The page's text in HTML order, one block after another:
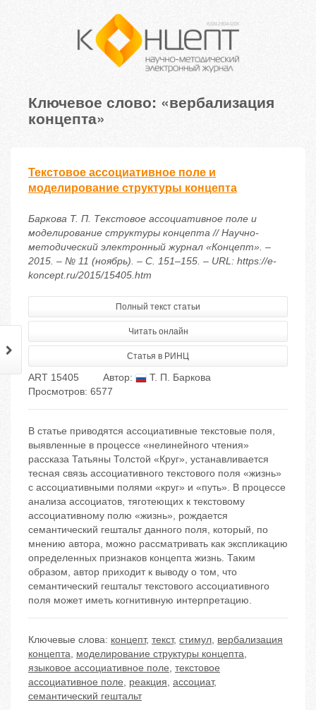
Ключевое слово: «вербализация
концепта»
Текстовое ассоциативное поле и
моделирование структуры концепта
Баркова Т. П. Текстовое ассоциативное поле и
моделирование структуры концепта // Научно-
методический электронный журнал «Концепт». –
2015. – № 11 (ноябрь). – С. 151–155. – URL: https://e-
koncept.ru/2015/15405.htm
Полный текст статьи
Читать онлайн
Статья в РИНЦ
ART 15405 Автор:
Т. П. Баркова
Просмотров: 6577
В статье приводятся ассоциативные текстовые поля,
выявленные в процессе «нелинейного чтения»
рассказа Татьяны Толстой «Круг», устанавливается
тесная связь ассоциативного текстового поля «жизнь»
с ассоциативными полями «круг» и «путь». В процессе
анализа ассоциатов, тяготеющих к текстовому
ассоциативному полю «жизнь», рождается
семантический гештальт данного поля, который, по
мнению автора, можно рассматривать как экспликацию
определенных признаков концепта жизнь. Таким
образом, автор приходит к выводу о том, что
семантический гештальт текстового ассоциативного
поля может иметь когнитивную интерпретацию.
Ключевые слова: концепт, текст, стимул, вербализация
концепта, моделирование структуры концепта,
языковое ассоциативное поле, текстовое
ассоциативное поле, реакция, ассоциат,
семантический гештальт